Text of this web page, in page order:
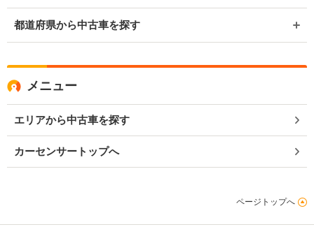
都道府県から中古車を探す
メニュー
エリアから中古車を探す
カーセンサートップへ
ページトップへ